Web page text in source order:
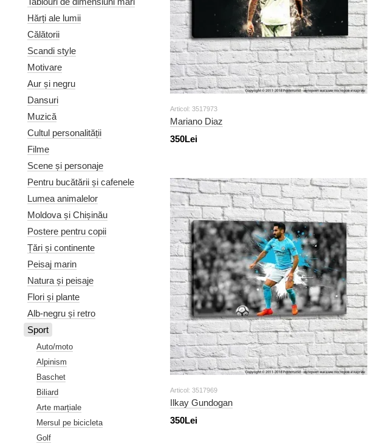
Articol: 3517973
Mariano Diaz
350Lei
Articol: 3517969
Ilkay Gundogan
350Lei
Hărți ale lumii
Călătorii
Scandi style
Motivare
Aur și negru
Dansuri
Muzică
Cultul personalității
Filme
Scene și personaje
Pentru bucătării și cafenele
Lumea animalelor
Moldova și Chișinău
Postere pentru copii
Țări și continente
Peisaj marin
Natura și peisaje
Flori și plante
Alb-negru și retro
Sport
Auto/moto
Alpinism
Baschet
Biliard
Arte marțiale
Mersul pe bicicleta
Golf